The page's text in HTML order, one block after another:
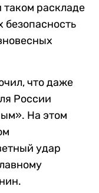
раскладе
безопасность
что даже
России
На этом
удар